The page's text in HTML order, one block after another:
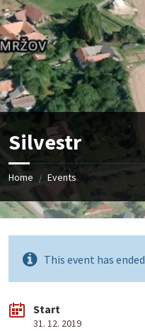
Silvestr
Home / Events
This event has ended
Start
31. 12. 2019